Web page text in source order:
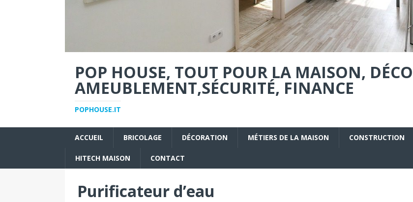
POP HOUSE, TOUT POUR LA MAISON,
AMEUBLEMENT,SÉCURITÉ, FINANCE
POPHOUSE.IT
ACCUEIL BRICOLAGE DÉCORATION MÉTIERS DE LA MAISON CONSTRUCTION
HITECH MAISON CONTACT
Purificateur d’eau